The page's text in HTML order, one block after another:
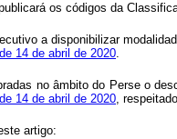
os códigos da
a disponibilizar
14 de abril de 2020.
no âmbito do Perse o
14 de abril de 2020,
artigo: